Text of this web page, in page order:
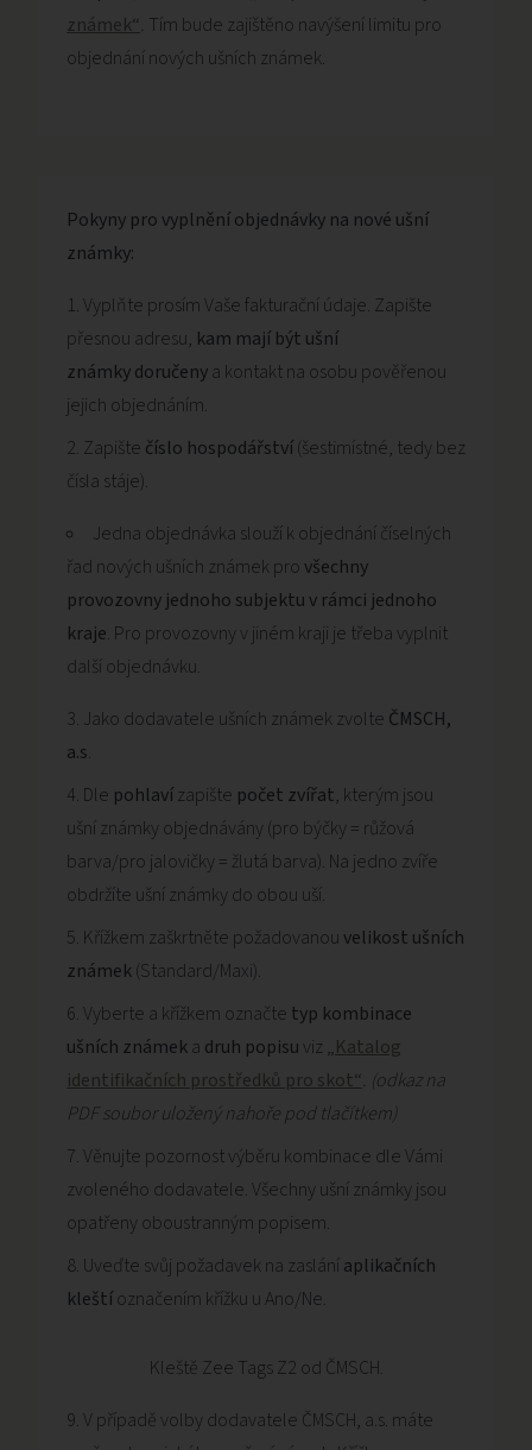
známek“. Tím bude zajištěno navýšení limitu pro
objednání nových ušních známek.
Pokyny pro vyplnění objednávky na nové ušní
známky:
Vyplňte prosím Vaše fakturační údaje. Zapište
přesnou adresu, kam mají být ušní
známky doručenya kontakt na osobu pověřenou
jejich objednáním.
Zapište číslo hospodářství(šestimístné, tedy bez
čísla stáje).
Jedna objednávka slouží k objednání číselných
řad nových ušních známek provšechny
provozovny jednoho subjektu v rámci jednoho
kraje. Pro provozovny v jiném kraji je třeba vyplnit
další objednávku.
Jako dodavatele ušních známek zvolte ČMSCH,
a.s.
Dle pohlavízapište počet zvířat, kterým jsou
ušní známky objednávány (pro býčky = růžová
barva/pro jalovičky = žlutá barva). Na jedno zvíře
obdržíte ušní známky do obou uší.
Křížkem zaškrtněte požadovanouvelikost ušních
známek(Standard/Maxi).
Vyberte a křížkem označte typ kombinace
ušních známeka druh popisuviz „Katalog
identifikačních prostředků pro skot“. (odkaz na
PDF soubor uložený nahoře pod tlačítkem)
Věnujte pozornost výběru kombinace dle Vámi
zvoleného dodavatele. Všechny ušní známky jsou
opatřeny oboustranným popisem.
Uveďte svůj požadavek na zasláníaplikačních
kleštíoznačením křížku u Ano/Ne.
Kleště Zee Tags Z2 od ČMSCH.
V případě volby dodavatele ČMSCH, a.s. máte